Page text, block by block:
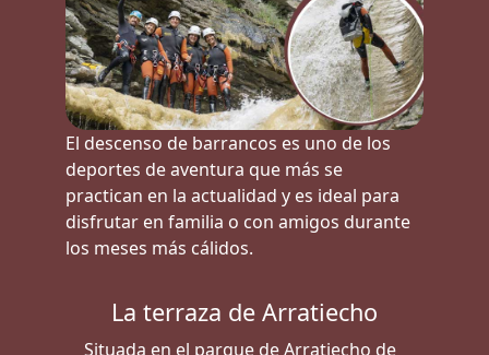
El descenso de barrancos es uno de los
deportes de aventura que más se
practican en la actualidad y es ideal para
disfrutar en familia o con amigos durante
los meses más cálidos.
La terraza de Arratiecho
Situada en el parque de Arratiecho de